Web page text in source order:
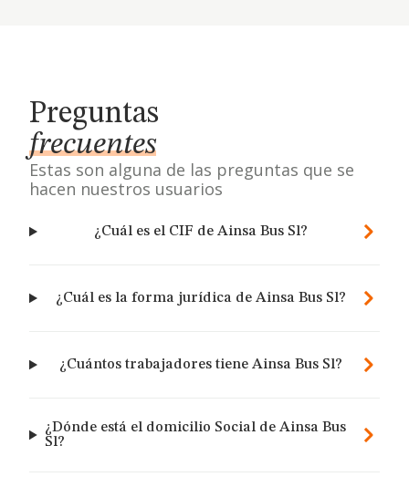
Preguntas
frecuentes
Estas son alguna de las preguntas que se
hacen nuestros usuarios
¿Cuál es el CIF de Ainsa Bus Sl?
¿Cuál es la forma jurídica de Ainsa Bus Sl?
¿Cuántos trabajadores tiene Ainsa Bus Sl?
¿Dónde está el domicilio Social de Ainsa Bus
Sl?